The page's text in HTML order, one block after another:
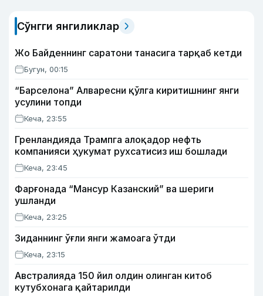
Сўнгги янгиликлар
Жо Байденнинг саратони танасига тарқаб кетди
Бугун, 00:15
“Барселона” Алваресни қўлга киритишнинг янги
усулини топди
Кеча, 23:55
Гренландияда Трампга алоқадор нефть
компанияси ҳукумат рухсатисиз иш бошлади
Кеча, 23:45
Фарғонада “Мансур Казанский” ва шериги
ушланди
Кеча, 23:25
Зиданнинг ўғли янги жамоага ўтди
Кеча, 23:15
Австралияда 150 йил олдин олинган китоб
кутубхонага қайтарилди